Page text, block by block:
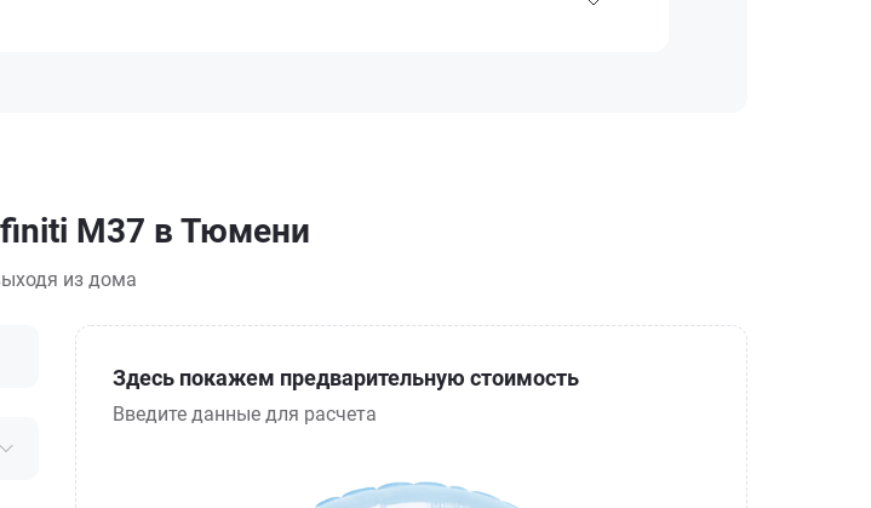
M37 в Тюмени
из дома
Здесь покажем предварительную стоимость
Введите данные для расчета